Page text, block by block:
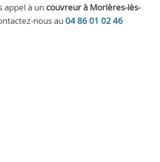
appel à un couvreur à Morières-lès-
nous au 04 86 01 02 46